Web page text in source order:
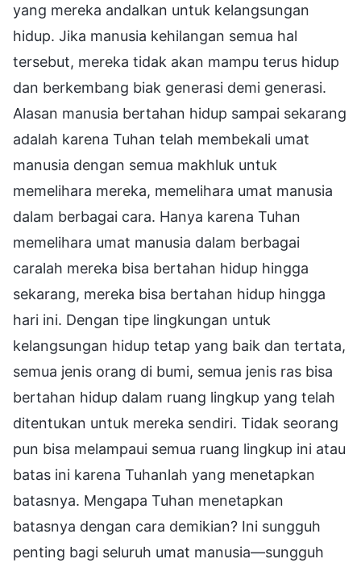
yang mereka andalkan untuk kelangsungan
hidup. Jika manusia kehilangan semua hal
tersebut, mereka tidak akan mampu terus hidup
dan berkembang biak generasi demi generasi.
Alasan manusia bertahan hidup sampai sekarang
adalah karena Tuhan telah membekali umat
manusia dengan semua makhluk untuk
memelihara mereka, memelihara umat manusia
dalam berbagai cara. Hanya karena Tuhan
memelihara umat manusia dalam berbagai
caralah mereka bisa bertahan hidup hingga
sekarang, mereka bisa bertahan hidup hingga
hari ini. Dengan tipe lingkungan untuk
kelangsungan hidup tetap yang baik dan tertata,
semua jenis orang di bumi, semua jenis ras bisa
bertahan hidup dalam ruang lingkup yang telah
ditentukan untuk mereka sendiri. Tidak seorang
pun bisa melampaui semua ruang lingkup ini atau
batas ini karena Tuhanlah yang menetapkan
batasnya. Mengapa Tuhan menetapkan
batasnya dengan cara demikian? Ini sungguh
penting bagi seluruh umat manusia—sungguh